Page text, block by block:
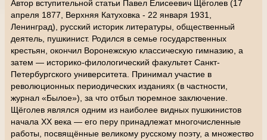
Автор вступительной статьи Павел Елисеевич Щёголев (17
апреля 1877, Верхняя Катуховка - 22 января 1931,
Ленинград), русский историк литературы, общественный
деятель, пушкинист. Родился в семье государственных
крестьян, окончил Воронежскую классическую гимназию, а
затем — историко-филологический факультет Санкт-
Петербургского университета. Принимал участие в
революционных периодических изданиях (в частности,
журнал «Былое»), за что отбыл тюремное заключение.
Щёголев являлся одним из наиболее видных пушкинистов
начала ХХ века — его перу принадлежат многочисленные
работы, посвящённые великому русскому поэту, а множество